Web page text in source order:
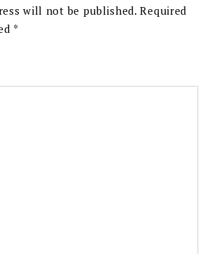
will not be published. Required
*